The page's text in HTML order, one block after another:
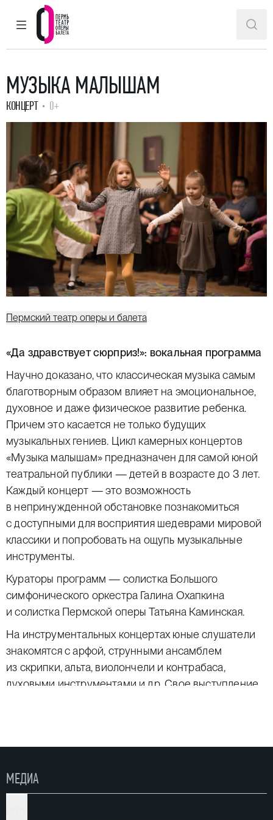
ГЛАВНОЕ МЕНЮ
Пермский театр оперы и балета
МУЗЫКА МАЛЫШАМ
КОНЦЕРТ 0+
Пермский театр оперы и балета
«Да здравствует сюрприз!»: вокальная программа
Научно доказано, что классическая музыка самым
благотворным образом влияет на эмоциональное,
духовное и даже физическое развитие ребенка.
Причем это касается не только будущих
музыкальных гениев. Цикл камерных концертов
«Музыка малышам» предназначен для самой юной
театральной публики — детей в возрасте до 3 лет.
Каждый концерт — это возможность
в непринужденной обстановке познакомиться
с доступными для восприятия шедеврами мировой
классики и попробовать на ощупь музыкальные
инструменты.
Кураторы программ — солистка Большого
симфонического оркестра Галина Охапкина
и солистка Пермской оперы Татьяна Каминская.
На инструментальных концертах юные слушатели
знакомятся с арфой, струнными ансамблем
из скрипки, альта, виолончели и контрабаса,
духовыми инструментами и др. Свое выступление
и свойственных ему разнообразных возможностях.
На вокальных концертах дети узнают о том, какие
бывают голоса, и слушают выступления солистов
МЕДИА